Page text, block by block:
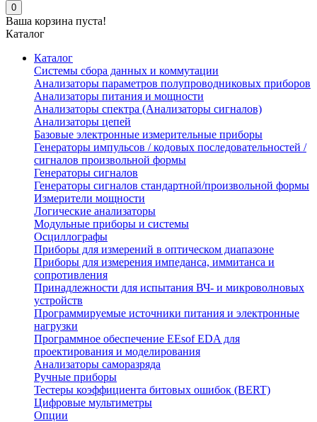
0
Ваша корзина пуста!
Каталог
Каталог
Cистемы сбора данных и коммутации
Анализаторы параметров полупроводниковых приборов
Анализаторы питания и мощности
Анализаторы спектра (Анализаторы сигналов)
Анализаторы цепей
Базовые электронные измерительные приборы
Генераторы импульсов / кодовых последовательностей /
сигналов произвольной формы
Генераторы сигналов
Генераторы сигналов стандартной/произвольной формы
Измерители мощности
Логические анализаторы
Модульные приборы и системы
Осциллографы
Приборы для измерений в оптическом диапазоне
Приборы для измерения импеданса, иммитанса и
сопротивления
Принадлежности для испытания ВЧ- и микроволновых
устройств
Программируемые источники питания и электронные
нагрузки
Программное обеспечение EEsof EDA для
проектирования и моделирования
Анализаторы саморазряда
Ручные приборы
Тестеры коэффициента битовых ошибок (BERT)
Цифровые мультиметры
Опции